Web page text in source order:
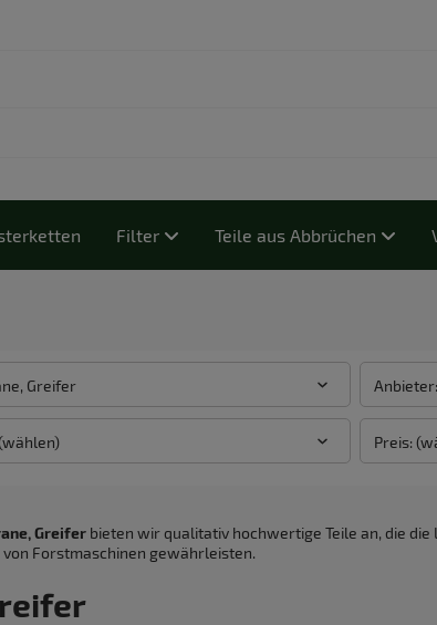
Filter Teile aus Abbrüchen
Greifer
Preis:
, Greifer bieten wir qualitativ hochwertige Teile an, die
Forstmaschinen gewährleisten.